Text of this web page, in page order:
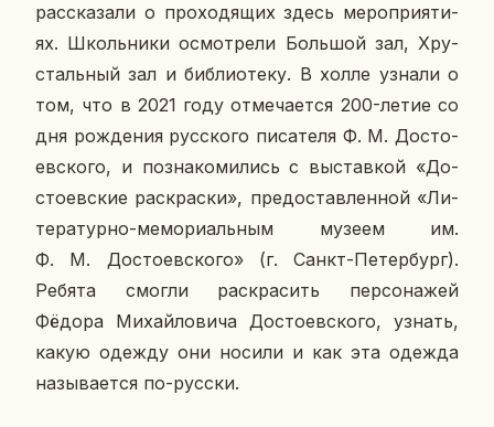
рас­ска­за­ли о про­хо­дя­щих здесь ме­ро­при­я­ти­
ях. Школь­ни­ки осмот­ре­ли Боль­шой зал, Хру­
сталь­ный зал и биб­лио­те­ку. В холле узнали о
том, что в 2021 году от­ме­ча­ет­ся 200-летие со
дня рож­де­ния рус­ско­го пи­са­те­ля Ф. М. До­сто­
ев­ско­го, и по­зна­ко­ми­лись с вы­став­кой «До­
сто­ев­ские рас­крас­ки», предо­став­лен­ной «Ли­
те­ра­тур­но-ме­мо­ри­аль­ным музеем им.
Ф. М. До­сто­ев­ско­го» (г. Санкт-Пе­тер­бург).
Ребята смогли рас­кра­сить пер­со­на­жей
Фёдора Ми­хай­ло­ви­ча До­сто­ев­ско­го, узнать,
какую одежду они носили и как эта одежда
на­зы­ва­ет­ся по-русски.